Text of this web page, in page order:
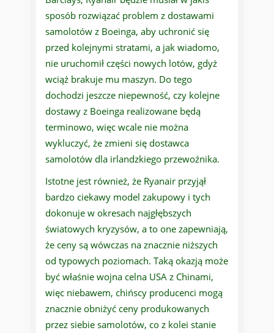
sposób rozwiązać problem z dostawami
samolotów z Boeinga, aby uchronić się
przed kolejnymi stratami, a jak wiadomo,
nie uruchomił części nowych lotów, gdyż
wciąż brakuje mu maszyn. Do tego
dochodzi jeszcze niepewność, czy kolejne
dostawy z Boeinga realizowane będą
terminowo, więc wcale nie można
wykluczyć, że zmieni się dostawca
samolotów dla irlandzkiego przewoźnika.
Istotne jest również, że Ryanair przyjął
bardzo ciekawy model zakupowy i tych
dokonuje w okresach najgłębszych
światowych kryzysów, a to one zapewniają,
że ceny są wówczas na znacznie niższych
od typowych poziomach. Taką okazją może
być właśnie wojna celna USA z Chinami,
więc niebawem, chińscy producenci mogą
znacznie obniżyć ceny produkowanych
przez siebie samolotów, co z kolei stanie